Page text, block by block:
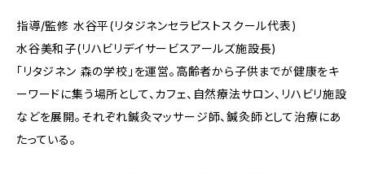
指導/監修 水谷平(リタジネンセラピストスクール代表)
水谷美和子(リハビリデイサービスアールズ施設長)
「リタジネン 森の学校」を運営。高齢者から子供までが健康をキ
ーワードに集う場所として、カフェ、自然療法サロン、リハビリ施設
などを展開。それぞれ鍼灸マッサージ師、鍼灸師として治療にあ
たっている。